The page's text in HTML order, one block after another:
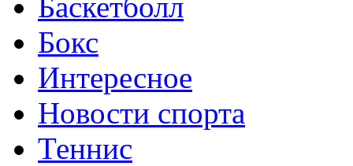
Бокс
Интересное
Новости спорта
Теннис